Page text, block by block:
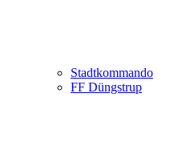
Stadtkommando
FF Düngstrup